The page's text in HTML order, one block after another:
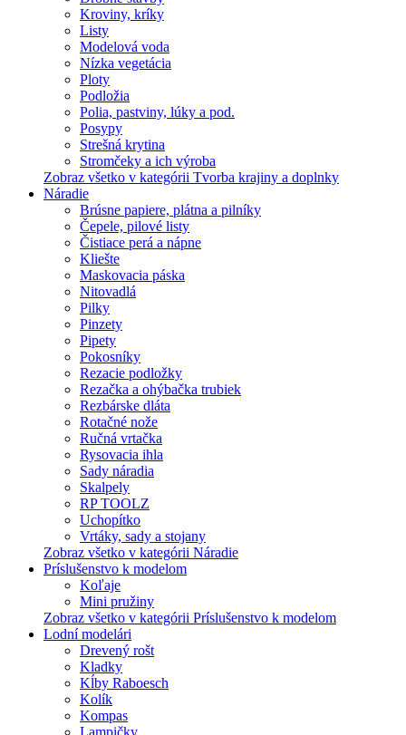
Kroviny, kríky
Listy
Modelová voda
Nízka vegetácia
Ploty
Podložia
Polia, pastviny, lúky a pod.
Posypy
Strešná krytina
Stromčeky a ich výroba
Zobraz všetko v kategórii Tvorba krajiny a doplnky
Náradie
Brúsne papiere, plátna a pilníky
Čepele, pilové listy
Čistiace perá a nápne
Kliešte
Maskovacia páska
Nitovadlá
Pilky
Pinzety
Pipety
Pokosníky
Rezacie podložky
Rezačka a ohýbačka trubiek
Rezbárske dláta
Rotačné nože
Ručná vrtačka
Rysovacia ihla
Sady náradia
Skalpely
RP TOOLZ
Uchopítko
Vrtáky, sady a stojany
Zobraz všetko v kategórii Náradie
Príslušenstvo k modelom
Koľaje
Mini pružiny
Zobraz všetko v kategórii Príslušenstvo k modelom
Lodní modelári
Drevený rošt
Kladky
Kĺby Raboesch
Kolík
Kompas
Lampičky